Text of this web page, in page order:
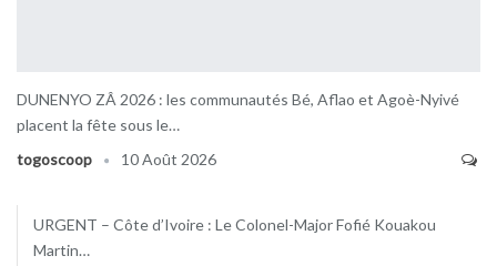
DUNENYO ZÂ 2026 : les communautés Bé, Aflao et Agoè-Nyivé
placent la fête sous le…
togoscoop
10 Août 2026
URGENT – Côte d’Ivoire : Le Colonel-Major Fofié Kouakou
Martin…